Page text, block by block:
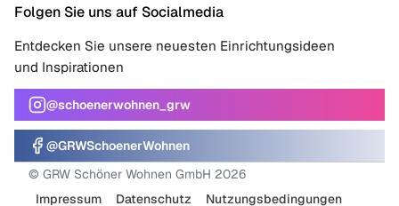
Folgen Sie uns auf Socialmedia
Entdecken Sie unsere neuesten Einrichtungsideen
und Inspirationen
@schoenerwohnen_grw
@GRWSchoenerWohnen
© GRW Schöner Wohnen GmbH 2026
Impressum
Datenschutz Nutzungsbedingungen